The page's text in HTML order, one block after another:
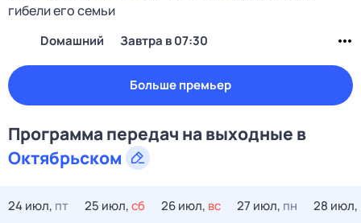
гибели его семьи
Dомашний Завтра в 07:30
Больше премьер
Программа передач на выходные в
Октябрьском
24 июл, пт 25 июл,сб 26 июл, вс 27 июл, пн 28 июл,